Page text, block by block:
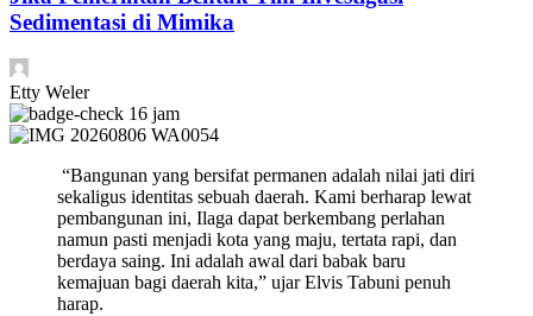
Sedimentasi di Mimika
Etty Weler
16 jam
“Bangunan yang bersifat permanen adalah nilai jati diri
sekaligus identitas sebuah daerah. Kami berharap lewat
pembangunan ini, Ilaga dapat berkembang perlahan
namun pasti menjadi kota yang maju, tertata rapi, dan
berdaya saing. Ini adalah awal dari babak baru
kemajuan bagi daerah kita,” ujar Elvis Tabuni penuh
harap.